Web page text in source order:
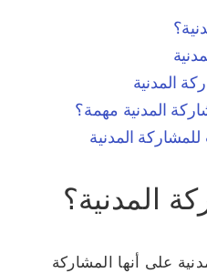
المدنية؟
على أنها المشاركة